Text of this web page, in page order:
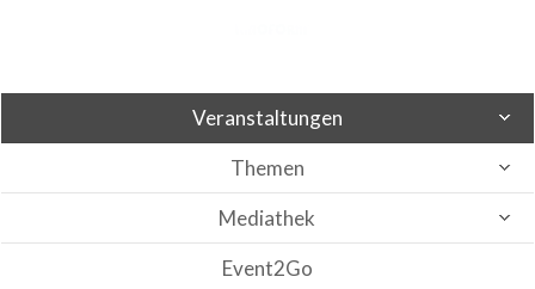
Veranstaltungen
Themen
Mediathek
Event2Go